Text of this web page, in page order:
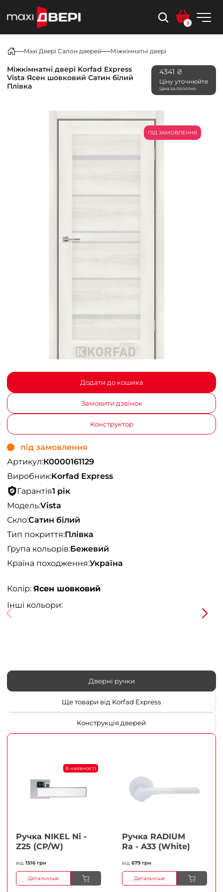
0
Maxi Двері Салон дверей Міжкімнатні двері
Міжкімнатні двері Korfad Express
Vista Ясен шовковий Сатин білий
Плівка
4341 ₴
Ціну уточнюйте
Ціна за полотно
ПІД ЗАМОВЛЕННЯ
Додати до кошика
Замовити дзвінок
Конструктор
під замовлення
Артикул:К0000161129
Виробник:Korfad Express
Гарантія1 рік
Модель:Vista
Скло:Сатин білий
Тип покриття:Плівка
Група кольорів:Бежевий
Країна походження:Україна
Колір: Ясен шовковий
Інші кольори:
Дверні ручки
Ще товари від Korfad Express
Конструкція дверей
В наявності
Ручка NIKEL Ni -
Z25 (CP/W)
від 1516 грн
Детальніше
Ручка RADIUM
Ra - A33 (White)
від 679 грн
Детальніше